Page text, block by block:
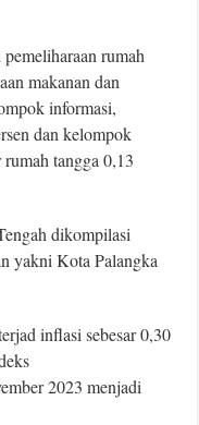
rumah
makanan dan
informasi,
dan kelompok
tangga 0,13
dikompilasi
yakni Kota Palangka
inﬂasi sebesar 0,30
2023 menjadi